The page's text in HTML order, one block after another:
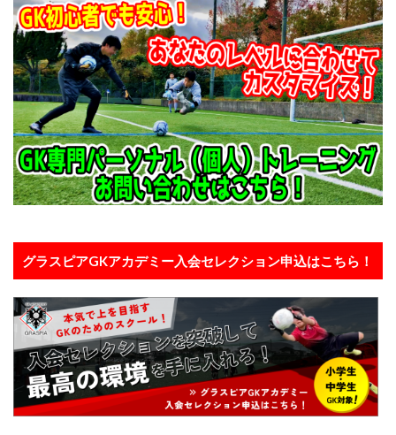
グラスピアGKアカデミー入会セレクション申込はこちら！